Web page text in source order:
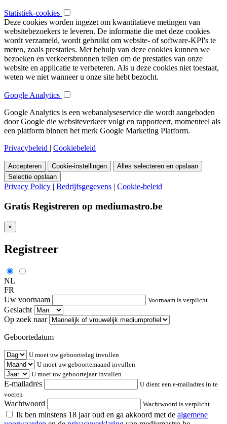
Statistiek-cookies
Deze cookies worden ingezet om kwantitatieve metingen van
websitebezoekers te leveren. De informatie die met deze cookies
wordt verzameld, wordt gebruikt om website- of software-KPI's te
meten, zoals prestaties. Met behulp van deze cookies kunnen we
bezoeken en verkeersbronnen tellen om de prestaties van onze
website en applicatie te verbeteren. Als u deze cookies niet toestaat,
weten we niet wanneer u onze site hebt bezocht.
Google Analytics
Google Analytics is een webanalyseservice die wordt aangeboden
door Google die websiteverkeer volgt en rapporteert, momenteel als
een platform binnen het merk Google Marketing Platform.
Privacybeleid | Cookiebeleid
Accepteren Cookie-instellingen
Alles selecteren en opslaan
Selectie opslaan
Privacy Policy | Bedrijfsgegevens | Cookie-beleid
Gratis Registreren op mediumastro.be
×
Registreer
NL
FR
Uw voornaam
Voornaam is verplicht
Geslacht
Op zoek naar
Geboortedatum
U moet uw geboortedag invullen
U moet uw geboortemaand invullen
U moet uw geboortejaar invullen
E-mailadres
U dient een e-mailadres in te
voeren
Wachtwoord Wachtwoord is verplicht
Ik ben minstens 18 jaar oud en ga akkoord met de algemene